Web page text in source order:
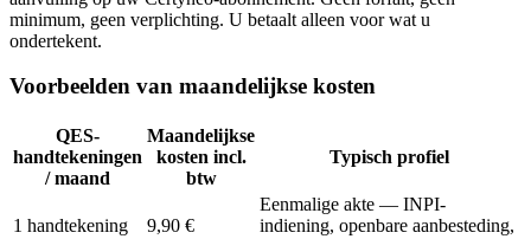
minimum, geen verplichting. U betaalt alleen voor wat u
ondertekent.
Voorbeelden van maandelijkse kosten
QES-
handtekeningen
/ maand
Maandelijkse
kosten incl.
btw
Typisch profiel
1 handtekening 9,90 €
Eenmalige akte — INPI-
indiening, openbare aanbesteding,